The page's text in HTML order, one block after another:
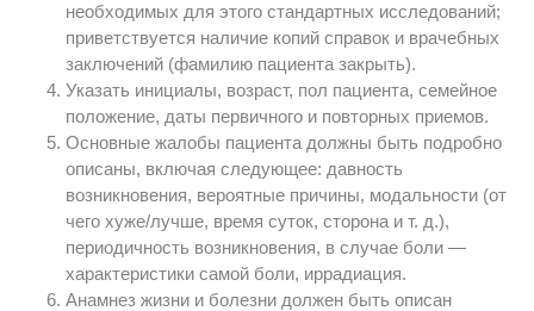
необходимых для этого стандартных исследований;
приветствуется наличие копий справок и врачебных
заключений (фамилию пациента закрыть).
Указать инициалы, возраст, пол пациента, семейное
положение, даты первичного и повторных приемов.
Основные жалобы пациента должны быть подробно
описаны, включая следующее: давность
возникновения, вероятные причины, модальности (от
чего хуже/лучше, время суток, сторона и т. д.),
периодичность возникновения, в случае боли —
характеристики самой боли, иррадиация.
Анамнез жизни и болезни должен быть описан